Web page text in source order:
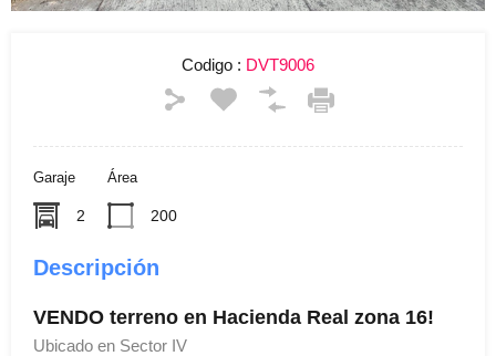
Codigo : DVT9006
Garaje
2
Área
200
Descripción
VENDO terreno en Hacienda Real zona 16!
Ubicado en Sector IV